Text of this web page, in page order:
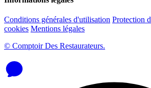
Conditions générales d'utilisation Protection
cookies Mentions légales
© Comptoir Des Restaurateurs.